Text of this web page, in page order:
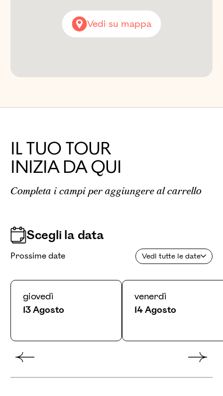
Vedi su mappa
IL TUO TOUR
INIZIA DA QUI
Completa i campi per aggiungere al carrello
Scegli la data
Prossime date Vedi tutte le date
giovedì
13 Agosto
venerdì
14 Agosto